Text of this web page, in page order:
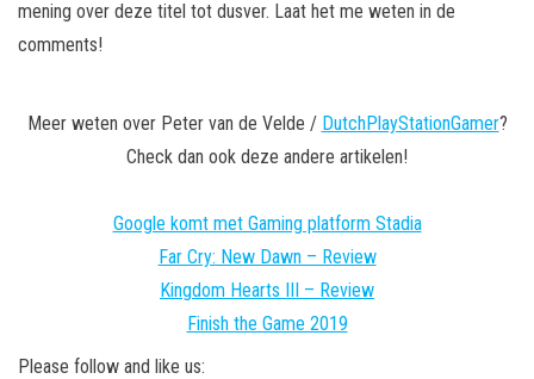
mening over deze titel tot dusver. Laat het me weten in de
comments!
Meer weten over Peter van de Velde / DutchPlayStationGamer?
Check dan ook deze andere artikelen!
Google komt met Gaming platform Stadia
Far Cry: New Dawn – Review
Kingdom Hearts III – Review
Finish the Game 2019
Please follow and like us: